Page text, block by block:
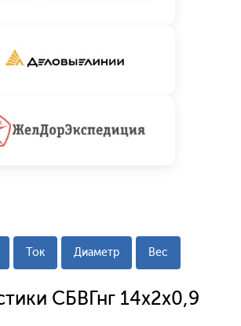
Ток Диаметр Вес
СБВГнг 14x2x0,9